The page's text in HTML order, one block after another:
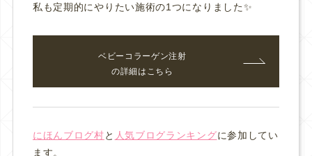
私も定期的にやりたい施術の1つになりました✨
ベビーコラーゲン注射
の詳細はこちら
にほんブログ村と 人気ブログランキングに参加してい
ます。